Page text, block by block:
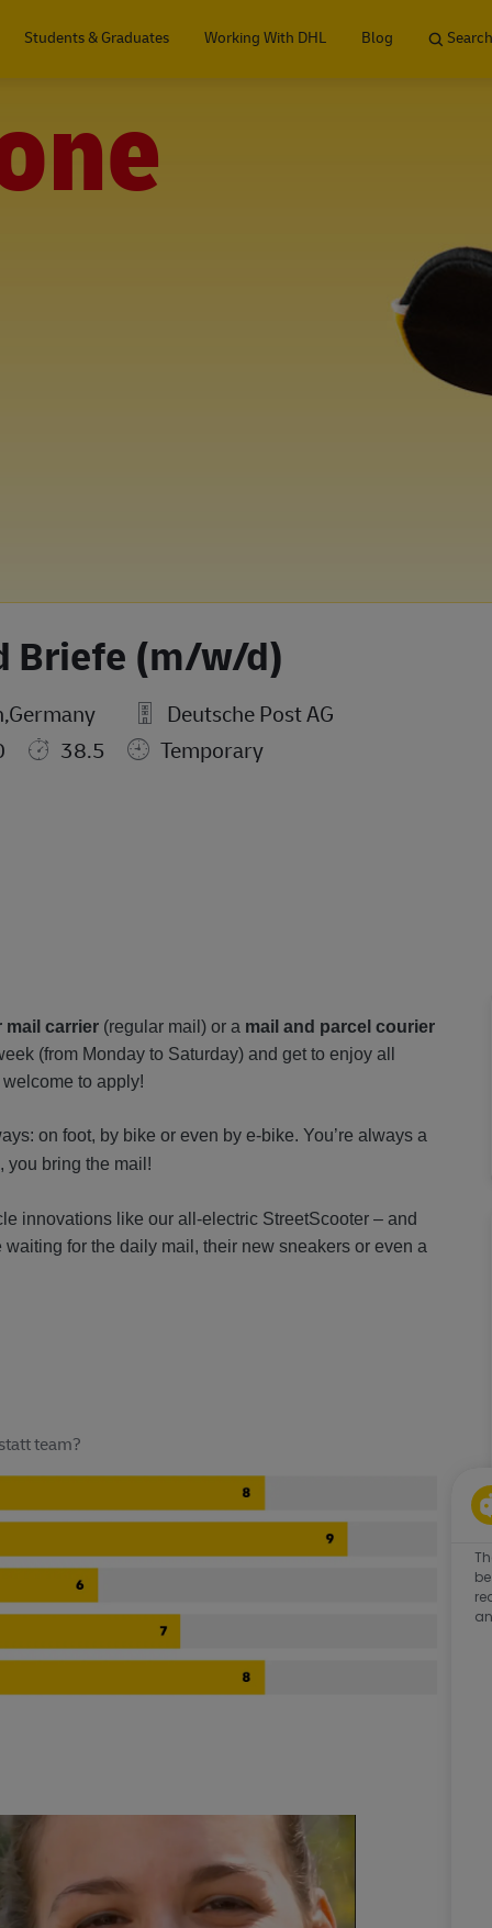
Students & Graduates
Working With DHL Blog
Briefe (m/w/d)
Deutsche Post AG
38.5 Temporary
mail carrier (regular mail) or a mail and parcel courier
(from Monday to Saturday) and get to enjoy all
to apply!
on foot, by bike or even by e-bike. You’re always a
you bring the mail!
innovations like our all-electric StreetScooter – and
for the daily mail, their new sneakers or even a
team?